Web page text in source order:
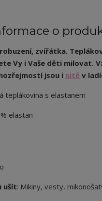
o
zvířátka.
Vy i Vaše děti milovat.
jsou i nitě v
teplákovina s elastanem
elastan
ušít: Mikiny, vesty,